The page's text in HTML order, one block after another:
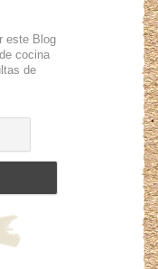
este Blog
cocina
de